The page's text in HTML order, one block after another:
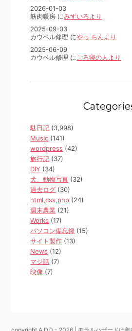
2026-01-03
筋肉暖房 にみずいろより
2025-09-03
カウベル修理 にやっ ちんより
2025-06-09
カウベル修理 に ごろ寝の人より
駄日記 (3,998)
Music (141)
wordpress (42)
旅行記 (37)
DIY (34)
犬、動物写真 (32)
過去ログ (30)
html,css,php (24)
週末農業 (21)
Works (17)
パソコン備忘録 (15)
サイト製作 (13)
News (12)
マジ話 (7)
映像 (7)